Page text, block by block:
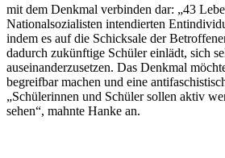
mit dem Denkmal verbinden dar: „43
Nationalsozialisten intendierten
indem es auf die Schicksale der
dadurch zukünftige Schüler einlädt, sich
auseinanderzusetzen. Das Denkmal
begreifbar machen und eine
„Schülerinnen und Schüler sollen aktiv
sehen“, mahnte Hanke an.